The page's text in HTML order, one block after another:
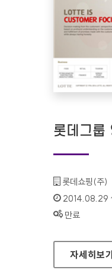
롯데그룹
기관명 :
롯데쇼핑(주)
인증기간 :
2014.08.29
상태 :
만료
롯데그룹
자세히보기